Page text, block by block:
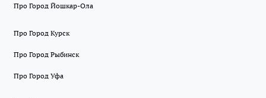
Про Город Йошкар-Ола
Про Город Курск
Про Город Рыбинск
Про Город Уфа